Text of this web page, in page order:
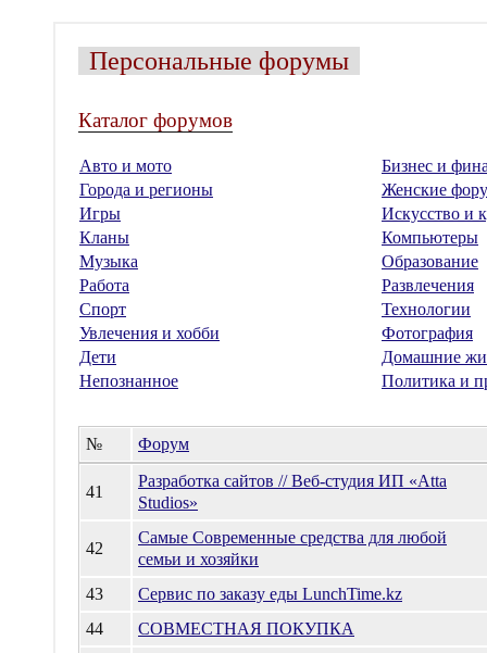
Персональные форумы
Каталог форумов
Авто и мото
Бизнес и
Города и регионы
Женские
Игры
Искусство и
Кланы
Компьютеры
Музыка
Образование
Работа
Развлечения
Спорт
Технологии
Увлечения и хобби
Фотография
Дети
Домашние
Непознанное
Политика и
№ Форум
41
Разработка сайтов // Веб-студия ИП «Atta
Studios»
42
Самые Современные средства для любой
семьи и хозяйки
43
Сервис по заказу еды LunchTime.kz
44
СОВМЕСТНАЯ ПОКУПКА